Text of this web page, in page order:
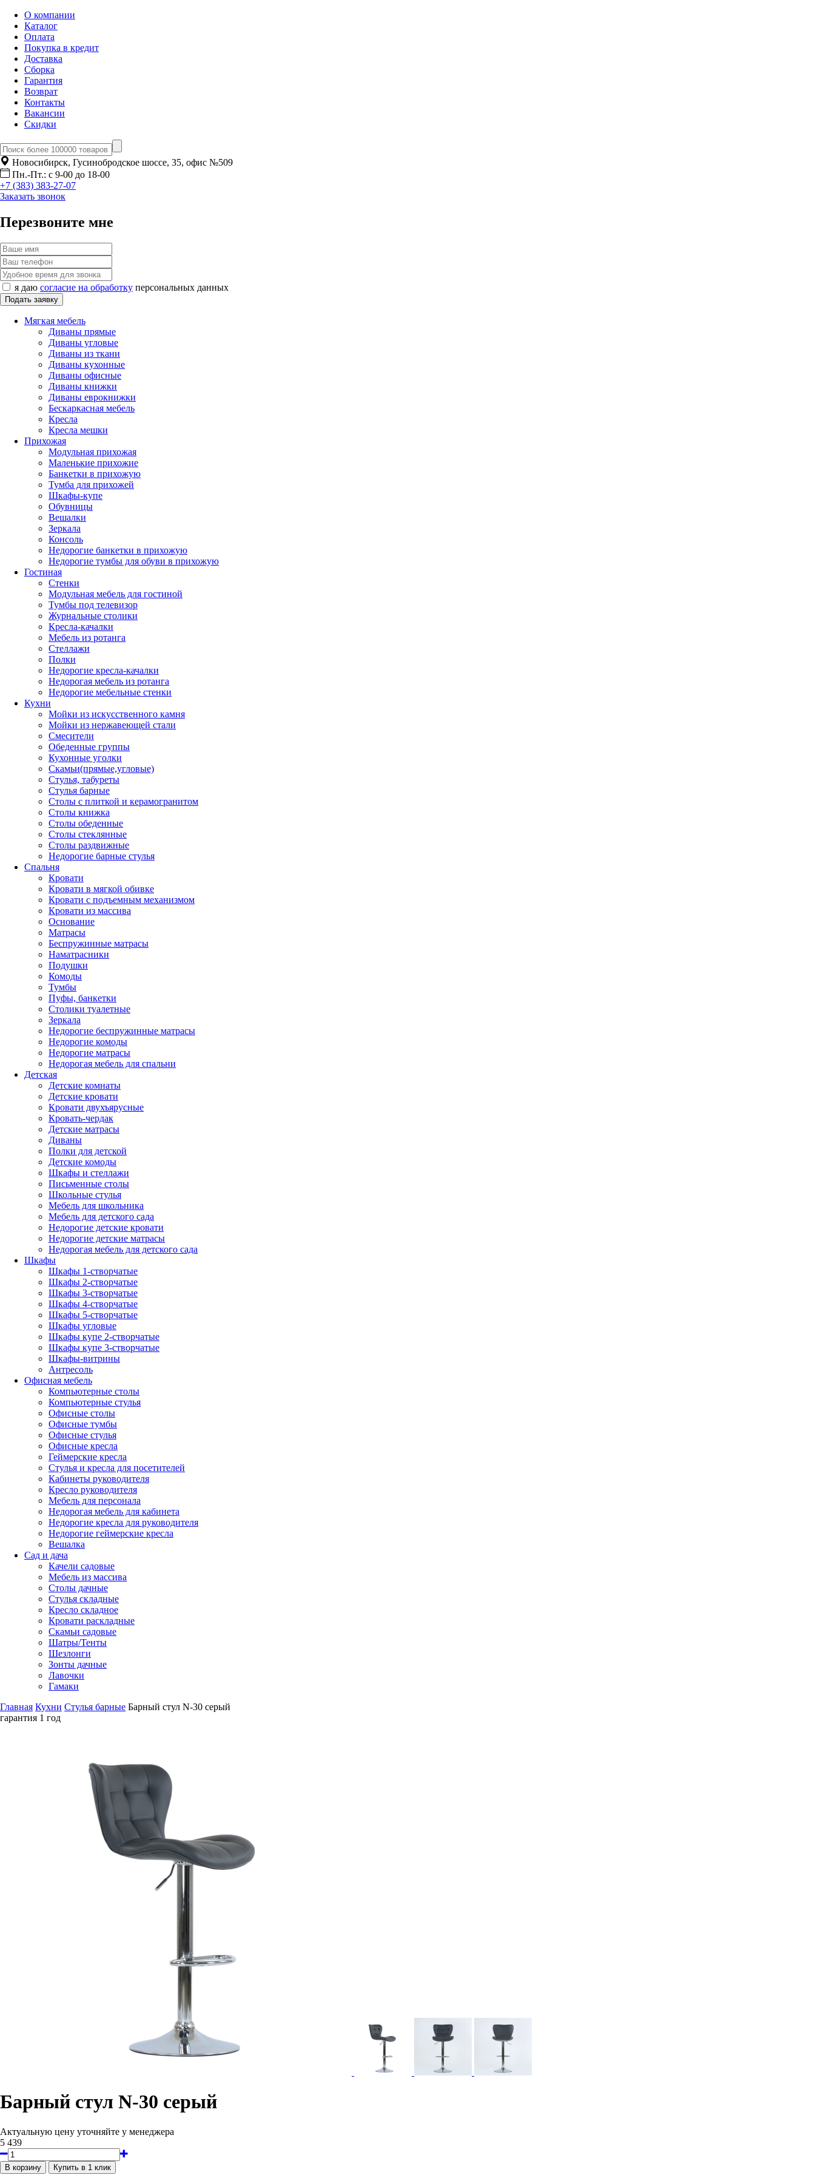
О компании
Каталог
Оплата
Покупка в кредит
Доставка
Сборка
Гарантия
Возврат
Контакты
Вакансии
Скидки
Новосибирск, Гусинобродское шоссе, 35, офис №509
Пн.-Пт.: с 9-00 до 18-00
+7 (383) 383-27-07
Заказать звонок
Перезвоните мне
я даю согласие на обработку персональных данных
Мягкая мебель
Диваны прямые
Диваны угловые
Диваны из ткани
Диваны кухонные
Диваны офисные
Диваны книжки
Диваны еврокнижки
Бескаркасная мебель
Кресла
Кресла мешки
Прихожая
Модульная прихожая
Маленькие прихожие
Банкетки в прихожую
Тумба для прихожей
Шкафы-купе
Обувницы
Вешалки
Зеркала
Консоль
Недорогие банкетки в прихожую
Недорогие тумбы для обуви в прихожую
Гостиная
Стенки
Модульная мебель для гостиной
Тумбы под телевизор
Журнальные столики
Кресла-качалки
Мебель из ротанга
Стеллажи
Полки
Недорогие кресла-качалки
Недорогая мебель из ротанга
Недорогие мебельные стенки
Кухни
Мойки из искусственного камня
Мойки из нержавеющей стали
Смесители
Обеденные группы
Кухонные уголки
Скамьи(прямые,угловые)
Стулья, табуреты
Стулья барные
Столы с плиткой и керамогранитом
Столы книжка
Столы обеденные
Столы стеклянные
Столы раздвижные
Недорогие барные стулья
Спальня
Кровати
Кровати в мягкой обивке
Кровати с подъемным механизмом
Кровати из массива
Основание
Матрасы
Беспружинные матрасы
Наматрасники
Подушки
Комоды
Тумбы
Пуфы, банкетки
Столики туалетные
Зеркала
Недорогие беспружинные матрасы
Недорогие комоды
Недорогие матрасы
Недорогая мебель для спальни
Детская
Детские комнаты
Детские кровати
Кровати двухъярусные
Кровать-чердак
Детские матрасы
Диваны
Полки для детской
Детские комоды
Шкафы и стеллажи
Письменные столы
Школьные стулья
Мебель для школьника
Мебель для детского сада
Недорогие детские кровати
Недорогие детские матрасы
Недорогая мебель для детского сада
Шкафы
Шкафы 1-створчатые
Шкафы 2-створчатые
Шкафы 3-створчатые
Шкафы 4-створчатые
Шкафы 5-створчатые
Шкафы угловые
Шкафы купе 2-створчатые
Шкафы купе 3-створчатые
Шкафы-витрины
Антресоль
Офисная мебель
Компьютерные столы
Компьютерные стулья
Офисные столы
Офисные тумбы
Офисные стулья
Офисные кресла
Геймерские кресла
Стулья и кресла для посетителей
Кабинеты руководителя
Кресло руководителя
Мебель для персонала
Недорогая мебель для кабинета
Недорогие кресла для руководителя
Недорогие геймерские кресла
Вешалка
Сад и дача
Качели садовые
Мебель из массива
Столы дачные
Стулья складные
Кресло складное
Кровати раскладные
Скамьи садовые
Шатры/Тенты
Шезлонги
Зонты дачные
Лавочки
Гамаки
Главная Кухни Стулья барные Барный стул N-30 серый
гарантия 1 год
Барный стул N-30 серый
Актуальную цену уточняйте у менеджера
5 439